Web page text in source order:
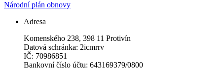
Národní plán obnovy
Adresa
Komenského 238, 398 11 Protivín
Datová schránka: 2icmrrv
IČ: 70986851
Bankovní číslo účtu: 643169379/0800